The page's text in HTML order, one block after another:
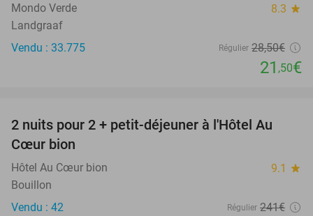
Mondo Verde 8.3 star
Landgraaf
Vendu : 33.775
Régulier 28,50€
21 ,50€
30%
2 nuits pour 2 + petit-déjeuner à l'Hôtel Au
Cœur bion
Hôtel Au Cœur bion 9.1 star
Bouillon
Vendu : 42
Régulier 241€